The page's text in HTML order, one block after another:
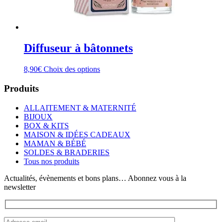
Diffuseur à bâtonnets
8,90€ Choix des optionsCe
variations.
Les
peuvent
être
choisies
sur
page
du
Produits
ALLAITEMENT & MATERNITÉ
BIJOUX
BOX & KITS
MAISON & IDÉES CADEAUX
MAMAN & BÉBÉ
SOLDES & BRADERIES
Tous nos produits
Actualités, évènements et bons plans… Abonnez vous à la
newsletter